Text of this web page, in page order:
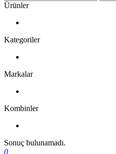
Ürünler
Kategoriler
Markalar
Kombinler
Sonuç bulunamadı.
0